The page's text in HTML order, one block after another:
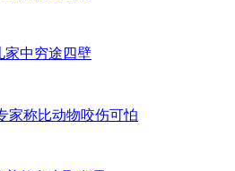
家中穷途四壁
家称比动物咬伤可怕